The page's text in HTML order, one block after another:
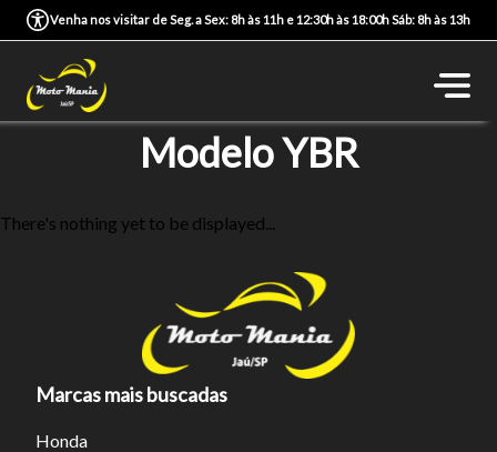
Venha nos visitar de Seg. a Sex: 8h às 11h e 12:30h às 18:00h Sáb: 8h às 13h
Modelo YBR
There's nothing yet to be displayed...
Marcas mais buscadas
Honda